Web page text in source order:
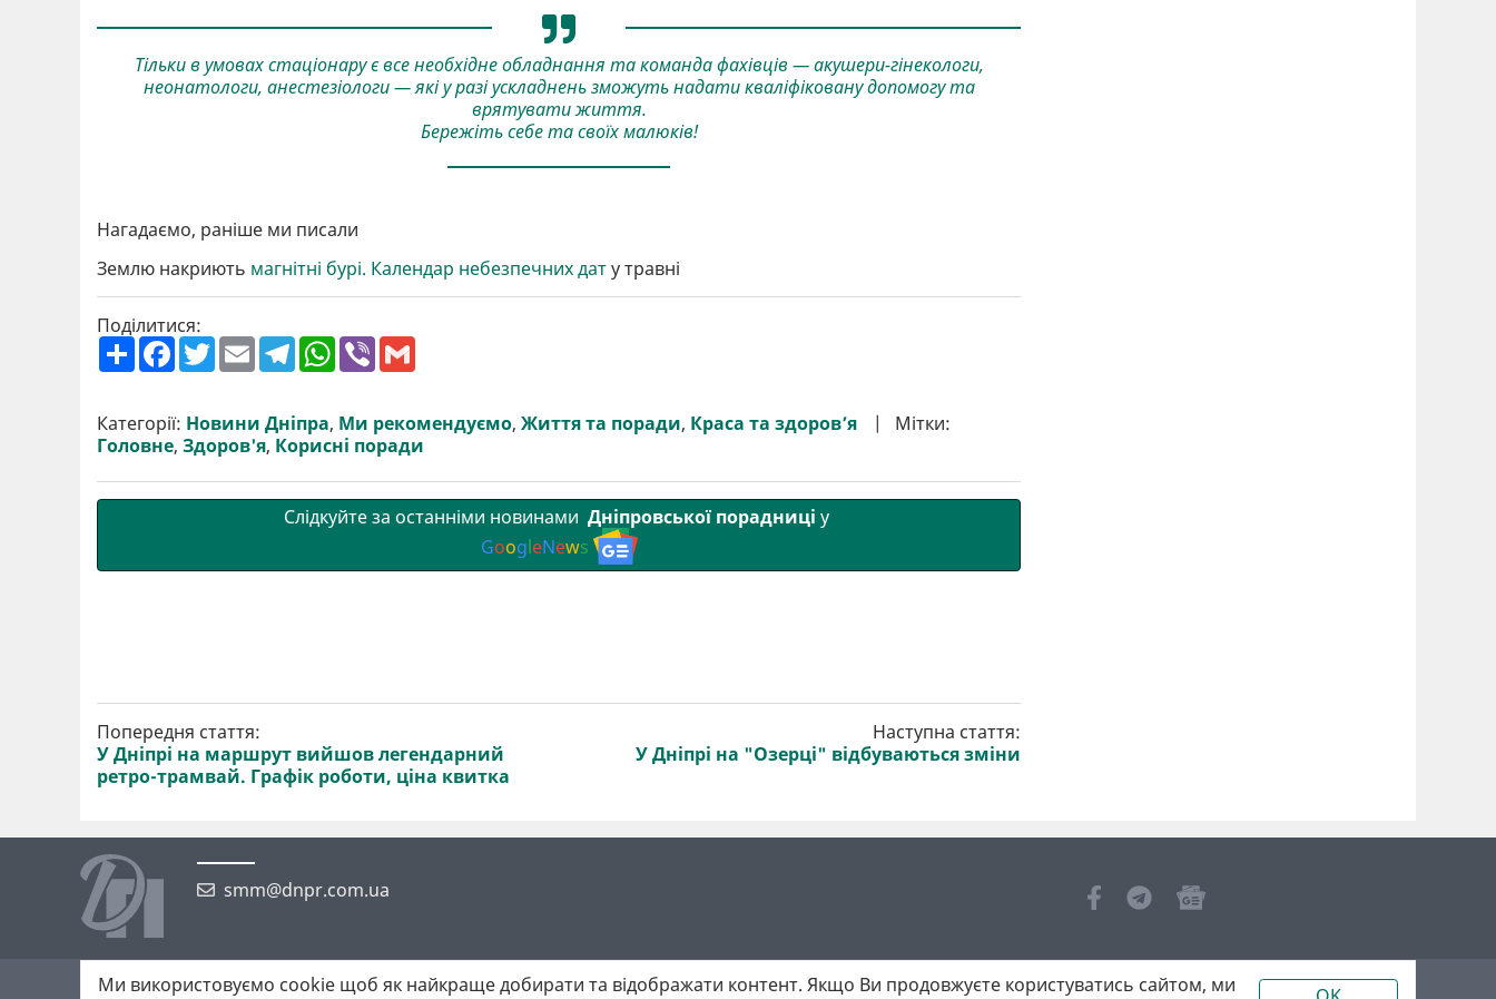
Тільки в умовах стаціонару є все необхідне обладнання та команда фахівців — акушери-гінекологи,
неонатологи, анестезіологи — які у разі ускладнень зможуть надати кваліфіковану допомогу та
врятувати життя.
Бережіть себе та своїх малюків!
Нагадаємо, раніше ми писали
Землю накриють магнітні бурі. Календар небезпечних дату травні
Поділитися:
П
о
р
и
т
F
a
b
o
o
T
w
t
e
r
E
m
l
T
e
g
r
a
W
h
s
A
p
V
r l
Категорії: Новини Дніпра, Ми рекомендуємо, Життя та поради, Краса та здоров’я
Мітки:
Головне, Здоров'я, Корисні поради
Слідкуйте за останніми новинами Дніпровської порадниці у
GoogleNews
Попередня стаття:
У Дніпрі на маршрут вийшов легендарний
ретро-трамвай. Графік роботи, ціна квитка
Наступна стаття:
У Дніпрі на "Озерці" відбуваються зміни
smm@dnpr.com.ua
©2026 https://dnpr.com.ua Дніпровська порадниця
Ми використовуємо cookie щоб як найкраще добирати та відображати контент. Якщо Ви продовжуєте користуватись сайтом, ми